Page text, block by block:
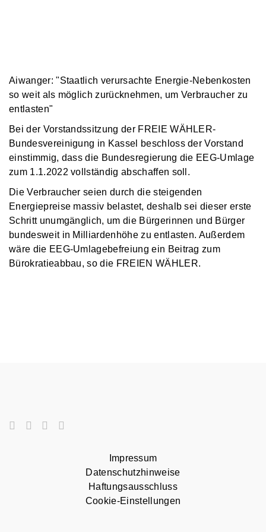
Aiwanger: "Staatlich verursachte Energie-Nebenkosten
so weit als möglich zurücknehmen, um Verbraucher zu
entlasten"
Bei der Vorstandssitzung der FREIE WÄHLER-
Bundesvereinigung in Kassel beschloss der Vorstand
einstimmig, dass die Bundesregierung die EEG-Umlage
zum 1.1.2022 vollständig abschaffen soll.
Die Verbraucher seien durch die steigenden
Energiepreise massiv belastet, deshalb sei dieser erste
Schritt unumgänglich, um die Bürgerinnen und Bürger
bundesweit in Milliardenhöhe zu entlasten. Außerdem
wäre die EEG-Umlagebefreiung ein Beitrag zum
Bürokratieabbau, so die FREIEN WÄHLER.
Impressum
Datenschutzhinweise
Haftungsausschluss
Cookie-Einstellungen